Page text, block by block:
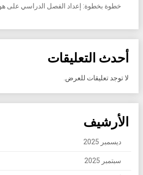
خطوة بخطوة: إعداد الفصل الدراسي على
أحدث التعليقات
لا توجد تعليقات للعرض.
الأرشيف
ديسمبر 2025
سبتمبر 2025